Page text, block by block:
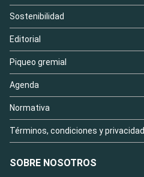
Sostenibilidad
Editorial
Piqueo gremial
Agenda
Normativa
Términos, condiciones y privacidad
SOBRE NOSOTROS